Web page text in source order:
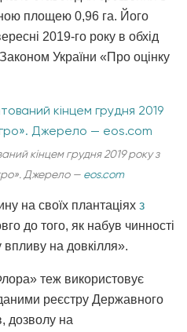
площею 0,96 га. Його
2019-го року в обхід
України «Про оцінку
кінцем грудня 2019 року з
Джерело — eos.com
на своїх плантаціях з
до того, як набув чинності
впливу на довкілля».
теж використовує
реєстру Державного
дозволу на